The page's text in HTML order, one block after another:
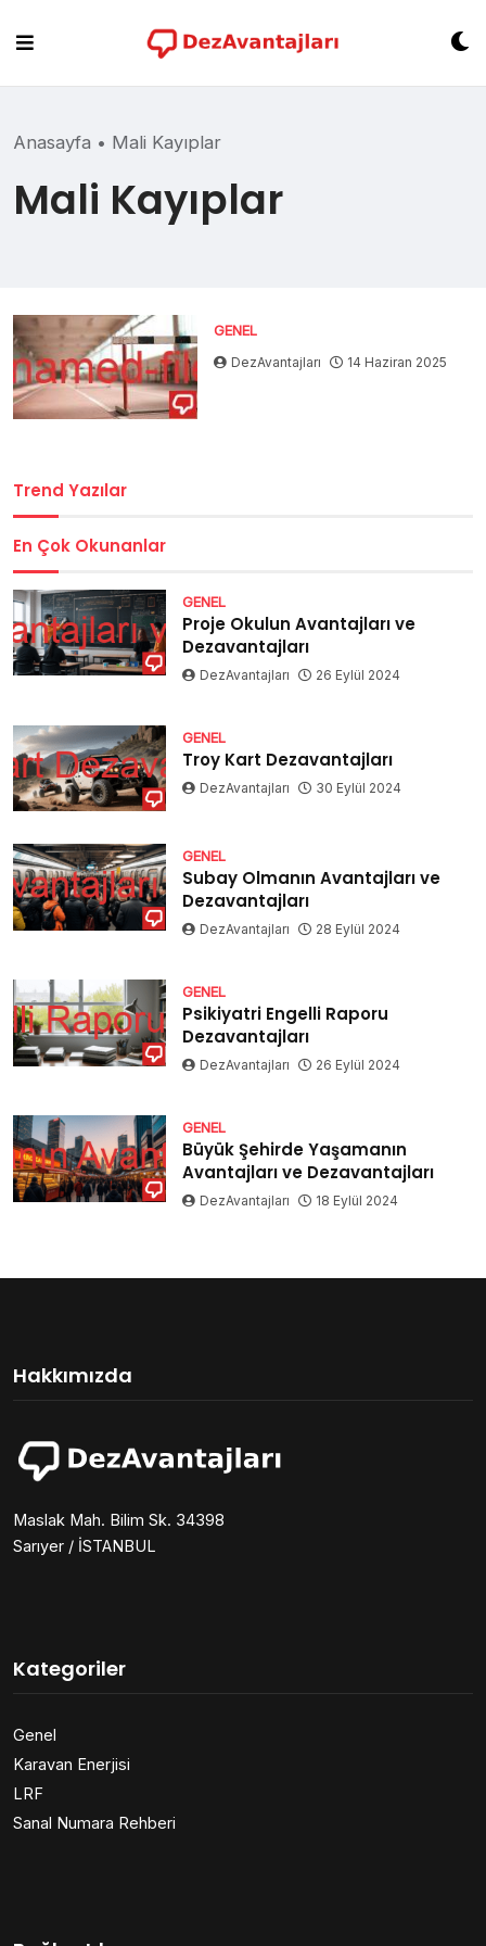
content
Anasayfa • Mali Kayıplar
Mali Kayıplar
GENEL
DezAvantajları 14 Haziran 2025
Trend Yazılar
En Çok Okunanlar
GENEL
Proje Okulun Avantajları ve
Dezavantajları
DezAvantajları 26 Eylül 2024
GENEL
Troy Kart Dezavantajları
DezAvantajları 30 Eylül 2024
GENEL
Subay Olmanın Avantajları ve
Dezavantajları
DezAvantajları 28 Eylül 2024
GENEL
Psikiyatri Engelli Raporu
Dezavantajları
DezAvantajları 26 Eylül 2024
GENEL
Büyük Şehirde Yaşamanın
Avantajları ve Dezavantajları
DezAvantajları 18 Eylül 2024
Hakkımızda
Maslak Mah. Bilim Sk. 34398
Sarıyer / İSTANBUL
Kategoriler
Genel
Karavan Enerjisi
LRF
Sanal Numara Rehberi